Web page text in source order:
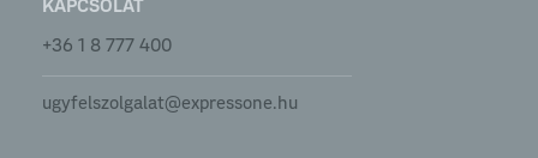
KAPCSOLAT
+36 1 8 777 400
ugyfelszolgalat@expressone.hu